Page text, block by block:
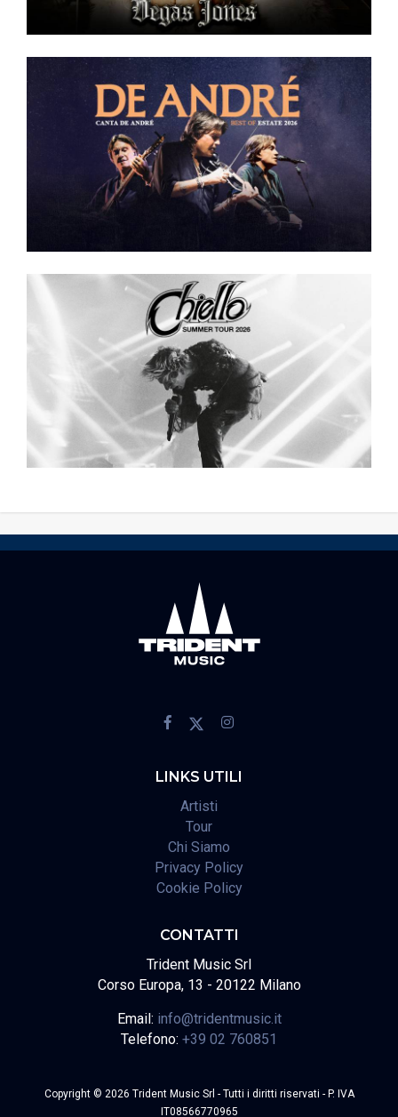
LINKS UTILI
Artisti
Tour
Chi Siamo
Privacy Policy
Cookie Policy
CONTATTI
Trident Music Srl
Corso Europa, 13 - 20122 Milano
Email: info@tridentmusic.it
Telefono: +39 02 760851
Copyright © 2026 Trident Music Srl - Tutti i diritti riservati - P. IVA
IT08566770965